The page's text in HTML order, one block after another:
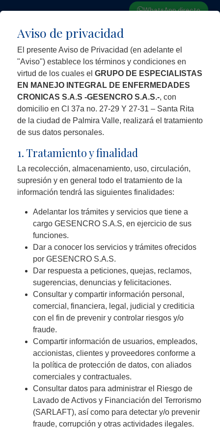
WhatsApp directo
Red Lenus Capital Partners
Aviso de privacidad
El presente Aviso de Privacidad (en adelante el
"Aviso") establece los términos y condiciones en
virtud de los cuales el GRUPO DE ESPECIALISTAS
EN MANEJO INTEGRAL DE ENFERMEDADES
CRONICAS S.A.S -GESENCRO S.A.S.-, con
domicilio en Cl 37a no. 27-29 Y 27-31 – Santa Rita
de la ciudad de Palmira Valle, realizará el tratamiento
de sus datos personales.
1. Tratamiento y finalidad
La recolección, almacenamiento, uso, circulación,
supresión y en general todo el tratamiento de la
información tendrá las siguientes finalidades:
Adelantar los trámites y servicios que tiene a
cargo GESENCRO S.A.S, en ejercicio de sus
funciones.
Dar a conocer los servicios y trámites ofrecidos
por GESENCRO S.A.S.
Dar respuesta a peticiones, quejas, reclamos,
sugerencias, denuncias y felicitaciones.
Consultar y compartir información personal,
comercial, financiera, legal, judicial y crediticia
con el fin de prevenir y controlar riesgos y/o
fraude.
Compartir información de usuarios, empleados,
accionistas, clientes y proveedores conforme a
la política de protección de datos, con aliados
comerciales y contractuales.
Consultar datos para administrar el Riesgo de
Lavado de Activos y Financiación del Terrorismo
(SARLAFT), así como para detectar y/o prevenir
fraude, corrupción y otras actividades ilegales.